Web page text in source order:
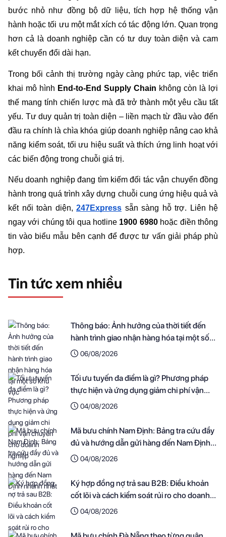
bước nhỏ như đồng bộ dữ liệu, tích hợp hệ thống vận
hành hoặc tối ưu một mắt xích có tác động lớn. Quan trọng
hơn cả là doanh nghiệp cần có tư duy toàn diện và cam
kết chuyển đổi dài hạn.
Trong bối cảnh thị trường ngày càng phức tạp, việc triển
khai mô hình End-to-End Supply Chain không còn là lợi
thế mang tính chiến lược mà đã trở thành một yêu cầu tất
yếu. Tư duy quản trị toàn diện – liền mạch từ đầu vào đến
đầu ra chính là chìa khóa giúp doanh nghiệp nâng cao khả
năng kiểm soát, tối ưu hiệu suất và thích ứng linh hoạt với
các biến động trong chuỗi giá trị.
Nếu doanh nghiệp đang tìm kiếm đối tác vận chuyển đồng
hành trong quá trình xây dựng chuỗi cung ứng hiệu quả và
kết nối toàn diện, 247Express sẵn sàng hỗ trợ. Liên hệ
ngay với chúng tôi qua hotline 1900 6980 hoặc điền thông
tin vào biểu mẫu bên cạnh để được tư vấn giải pháp phù
hợp.
Tin tức xem nhiều
Thông báo: Ảnh hưởng của thời tiết đến
hành trình giao nhận hàng hóa tại một số
khu vực
06/08/2026
Tối ưu tuyến đa điểm là gì? Phương pháp
thực hiện và ứng dụng giảm chi phí vận
chuyển cho doanh nghiệp
04/08/2026
Mã bưu chính Nam Định: Bảng tra cứu đầy
đủ và hướng dẫn gửi hàng đến Nam Định
nhanh nhất
04/08/2026
Ký hợp đồng nợ trả sau B2B: Điều khoản
cốt lõi và cách kiểm soát rủi ro cho doanh
nghiệp
04/08/2026